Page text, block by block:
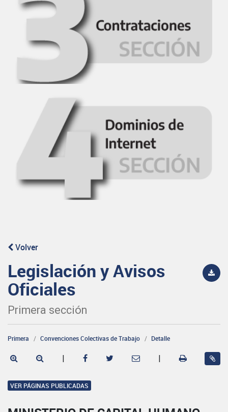
Volver
Legislación y Avisos
Oficiales
Primera sección
Primera Convenciones Colectivas de Trabajo Detalle
| |
VER PÁGINAS PUBLICADAS